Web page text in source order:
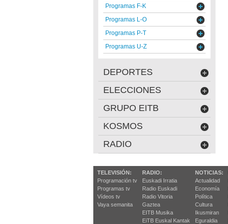
Programas F-K
Programas L-O
Programas P-T
Programas U-Z
DEPORTES
ELECCIONES
GRUPO EITB
KOSMOS
RADIO
TELEVISIÓN:
Programación tv
Programas tv
Vídeos tv
Vaya semanita
RADIO:
Euskadi Irratia
Radio Euskadi
Radio Vitoria
Gaztea
EITB Musika
EiTB Euskal Kantak
NOTICIAS:
Actualidad
Economía
Política
Cultura
Ikusmiran
Eguraldia